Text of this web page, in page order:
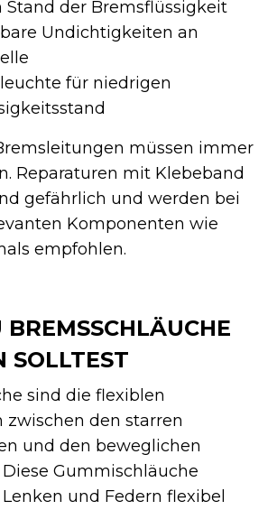
Stand der Bremsflüssigkeit
Undichtigkeiten an
für niedrigen
müssen immer
Reparaturen mit Klebeband
gefährlich und werden bei
Komponenten wie
empfohlen.
SOLLTEST
sind die flexiblen
zwischen den starren
und den beweglichen
Gummischläuche
und Federn flexibel